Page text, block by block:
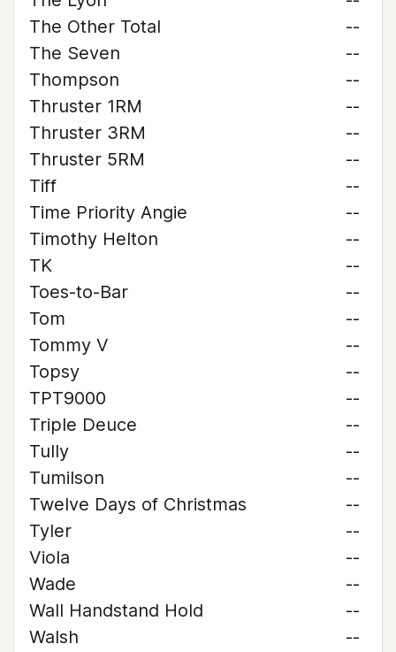
The Other Total
--
The Seven
--
Thompson
--
Thruster 1RM
--
Thruster 3RM
--
Thruster 5RM
--
Tiff
--
Time Priority Angie
--
Timothy Helton
--
TK
--
Toes-to-Bar
--
Tom
--
Tommy V
--
Topsy
--
TPT9000
--
Triple Deuce
--
Tully
--
Tumilson
--
Twelve Days of Christmas
--
Tyler
--
Viola
--
Wade
--
Wall Handstand Hold
--
Walsh
--